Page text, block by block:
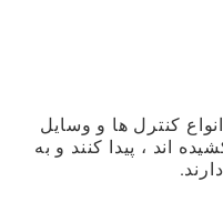
کنترل ها و وسایل
اند ، پیدا کنند و به